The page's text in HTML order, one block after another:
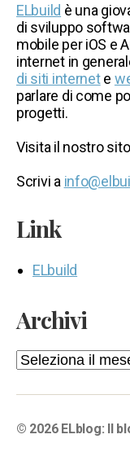
ELbuild è una
di sviluppo
mobile per iOS e
internet in
di siti internete
parlare di come
progetti.
Visita il nostro
Scrivi a
Link
ELbuild
Archivi
Archivi
© 2026 ELblog: Il